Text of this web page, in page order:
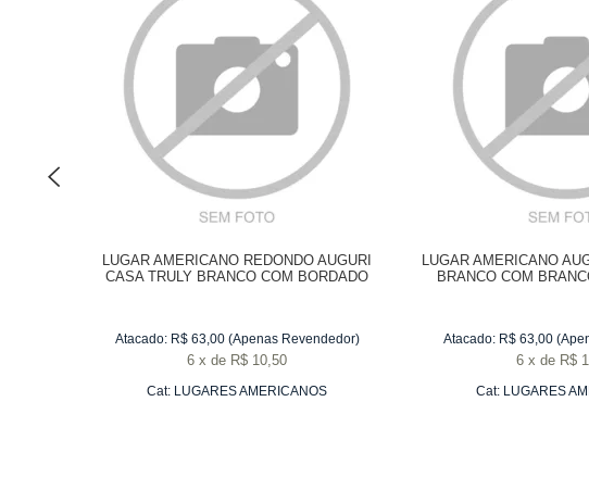
LUGAR AMERICANO REDONDO AUGURI
CASA TRULY BRANCO COM BORDADO
Atacado: R$ 63,00 (Apenas Revendedor)
6 x de R$ 10,50
Cat: LUGARES AMERICANOS
LUGAR AMERICANO
BRANCO COM
Atacado: R$ 63,00
6 x de R$
Cat: LUGARES